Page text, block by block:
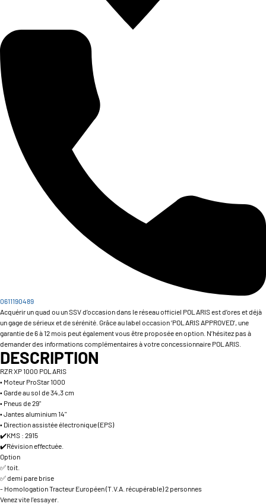
0611190489
Acquérir un quad ou un SSV d’occasion dans le réseau officiel POLARIS est d’ores et déjà
un gage de sérieux et de sérénité. Grâce au label occasion ‘POLARIS APPROVED’, une
garantie de 6 à 12 mois peut également vous être proposée en option. N’hésitez pas à
demander des informations complémentaires à votre concessionnaire POLARIS.
DESCRIPTION
RZR XP 1000 POLARIS
• Moteur ProStar 1000
• Garde au sol de 34,3 cm
• Pneus de 29"
• Jantes aluminium 14"
• Direction assistée électronique (EPS)
✔️KMS : 2915
✔️Révision effectuée.
Option
✅ toit.
✅ demi pare brise
- Homologation Tracteur Européen (T.V.A. récupérable) 2 personnes
Venez vite l'essayer.